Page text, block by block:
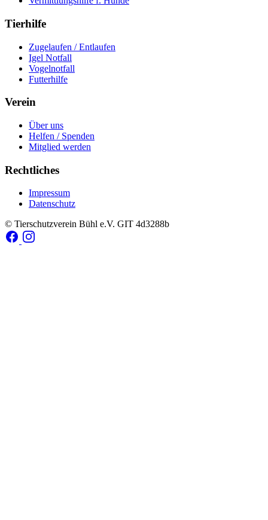
Tierhilfe
Zugelaufen / Entlaufen
Igel Notfall
Vogelnotfall
Futterhilfe
Verein
Über uns
Helfen / Spenden
Mitglied werden
Rechtliches
Impressum
Datenschutz
© Tierschutzverein Bühl e.V. GIT 4d3288b